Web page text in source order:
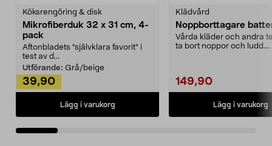
Köksrengöring & disk
Mikrofiberduk 32 x 31 cm, 4-
pack
Aftonbladets "självklara favorit” i
test av d...
Utförande: Grå/beige
39,90
Lägg i varukorg
Klädvård
Noppborttagare
Vårda kläder och andra
ta bort noppor och ludd.
149,90
Lägg i varukorg